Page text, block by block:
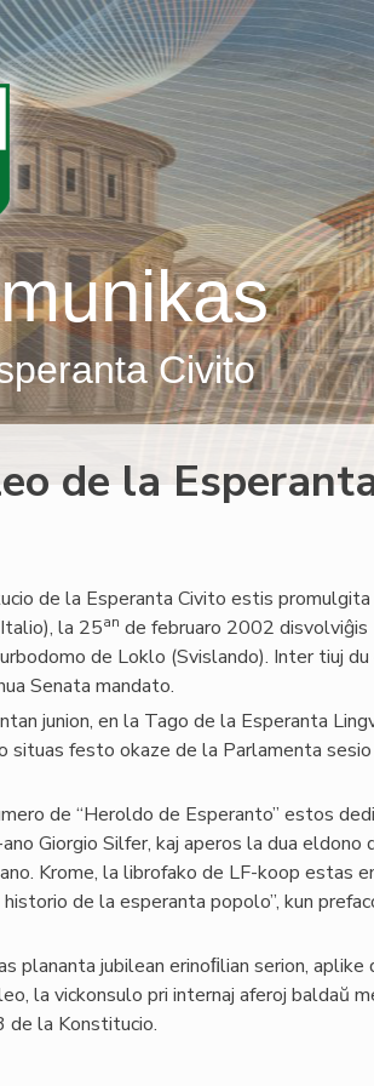
Civito
de la
de la Esperanta Civito estis promulgita
la 25an de februaro 2002 disvolviĝis
de Loklo (Svislando). Inter tiuj
Senata mandato.
junion, en la Tago de la Esperanta
situas festo okaze de la Parlamenta
de “Heroldo de Esperanto” estos
Giorgio Silfer, kaj aperos la dua eldono
Krome, la librofako de LF-koop estas
de la esperanta popolo”, kun
plananta jubilean erinoﬁlian serion,
la vickonsulo pri internaj aferoj baldaŭ
de la Konstitucio.